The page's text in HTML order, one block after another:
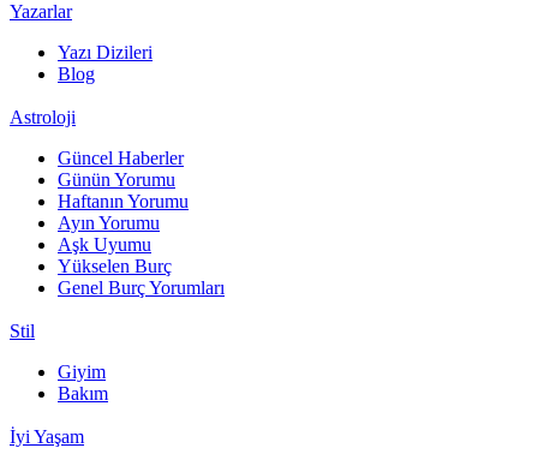
Yazarlar
Yazı Dizileri
Blog
Astroloji
Güncel Haberler
Günün Yorumu
Haftanın Yorumu
Ayın Yorumu
Aşk Uyumu
Yükselen Burç
Genel Burç Yorumları
Stil
Giyim
Bakım
İyi Yaşam